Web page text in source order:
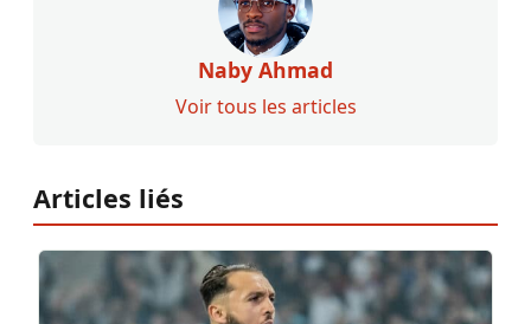
Naby Ahmad
Voir tous les articles
Articles liés